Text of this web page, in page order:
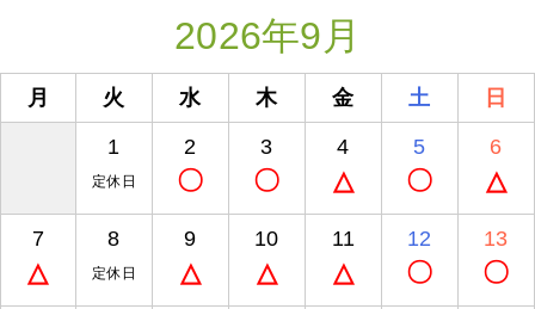
2026年9月
月 火 水 木 金 土 日
1
定休日
2
〇
3
〇
4
△
5
〇
6
△
7
△
8
定休日
9
△
10
△
11
△
12
〇
13
〇